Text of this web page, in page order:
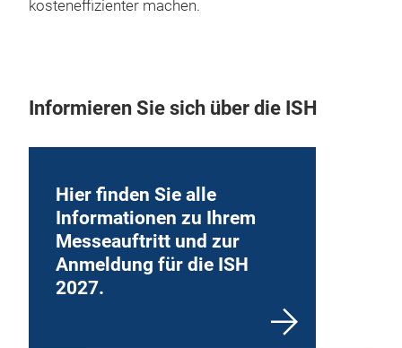
kosteneffizienter machen.
Informieren Sie sich über die ISH
Hier finden Sie alle
Informationen zu Ihrem
Messeauftritt und zur
Anmeldung für die ISH
2027.